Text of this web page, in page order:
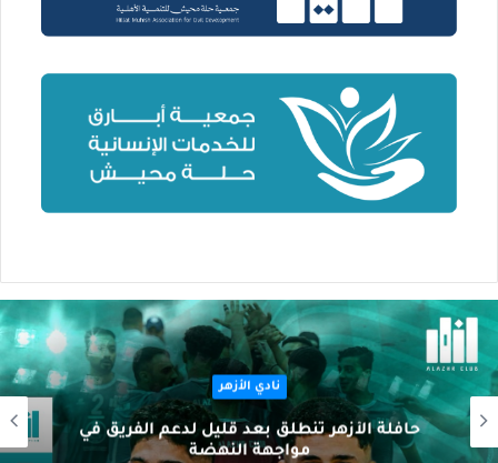
نادي الأزهر
حافلة الأزهر تنطلق بعد قليل لدعم الفريق في
مواجهة النهضة